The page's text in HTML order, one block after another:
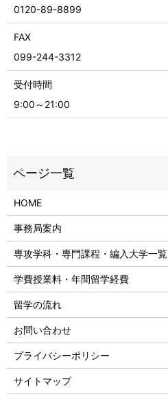
0120-89-8899
FAX
099-244-3312
受付時間
9:00～21:00
HOME
事務局案内
専攻学科・専門課程・編入大学一覧
学費授業料・年間留学経費
留学の流れ
お問い合わせ
プライバシーポリシー
サイトマップ